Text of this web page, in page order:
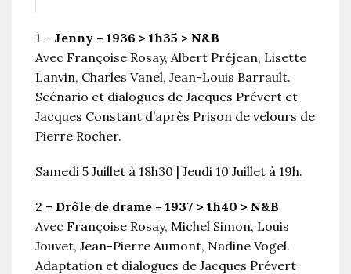
1 – Jenny – 1936 > 1h35 > N&B
Avec Françoise Rosay, Albert Préjean, Lisette
Lanvin, Charles Vanel, Jean-Louis Barrault.
Scénario et dialogues de Jacques Prévert et
Jacques Constant d’après Prison de velours de
Pierre Rocher.
Samedi 5 Juillet à 18h30 | Jeudi 10 Juillet à 19h.
2 – Drôle de drame – 1937 > 1h40 > N&B
Avec Françoise Rosay, Michel Simon, Louis
Jouvet, Jean-Pierre Aumont, Nadine Vogel.
Adaptation et dialogues de Jacques Prévert